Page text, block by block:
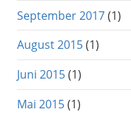
September 2017(1)
August 2015(1)
Juni 2015(1)
Mai 2015(1)